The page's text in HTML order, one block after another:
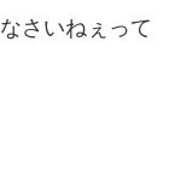
さいねぇって